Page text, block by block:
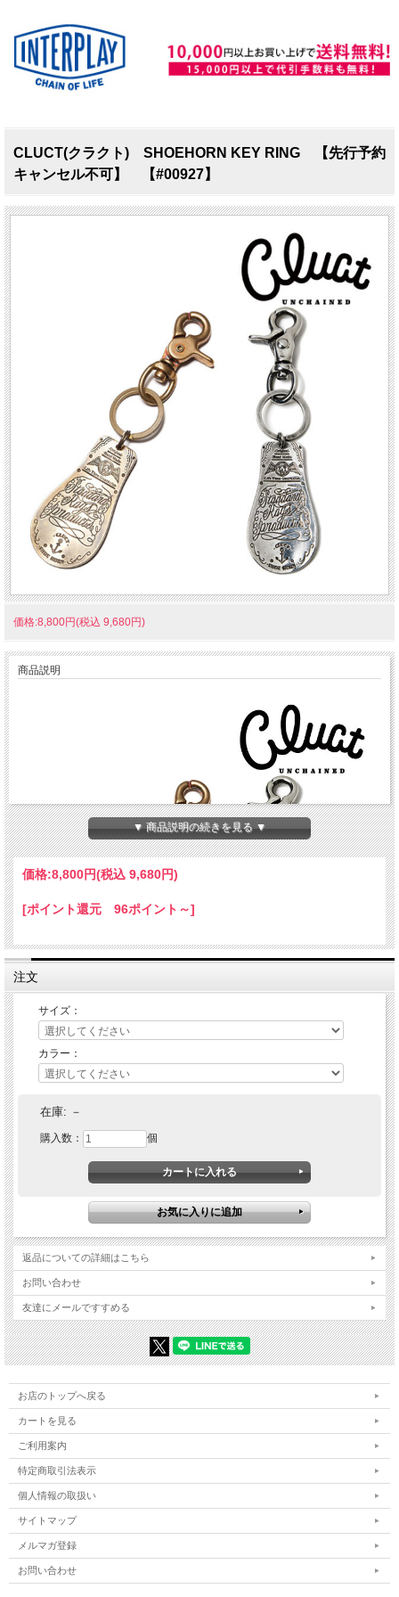
CLUCT(クラクト) SHOEHORN KEY RING 【先行予約
キャンセル不可】 【#00927】
価格:8,800円(税込 9,680円)
商品説明
CLUCT(クラクト) SHOEHORN KEY RING
▼ 商品説明の続きを見る ▼
価格:8,800円(税込 9,680円)
[ポイント還元 96ポイント～]
注文
サイズ：
カラー：
在庫: －
購入数： 個
返品についての詳細はこちら
お問い合わせ
友達にメールですすめる
お店のトップへ戻る
カートを見る
ご利用案内
特定商取引法表示
個人情報の取扱い
サイトマップ
メルマガ登録
お問い合わせ